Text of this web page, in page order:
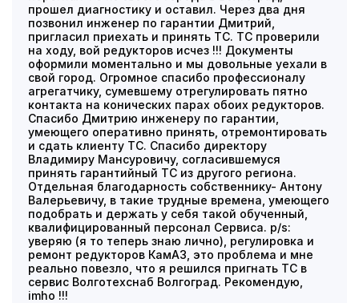
прошел диагностику и оставил. Через два дня
позвонил инженер по гарантии Дмитрий,
пригласил приехать и принять ТС. ТС проверили
на ходу, вой редукторов исчез !!! Документы
оформили моментально и мы довольные уехали в
свой город. Огромное спасибо профессионалу
агрегатчику, сумевшему отрегулировать пятно
контакта на конических парах обоих редукторов.
Спасибо Дмитрию инженеру по гарантии,
умеющего оперативно принять, отремонтировать
и сдать клиенту ТС. Спасибо директору
Владимиру Мансуровичу, согласившемуся
принять гарантийный ТС из другого региона.
Отдельная благодарность собственнику- Антону
Валерьевичу, в такие трудные времена, умеющего
подобрать и держать у себя такой обученный,
квалифицированный персонал Сервиса. p/s:
уверяю (я то теперь знаю лично), регулировка и
ремонт редукторов КамАЗ, это проблема и мне
реально повезло, что я решился пригнать ТС в
сервис Волготехснаб Волгоград. Рекомендую,
imho !!!